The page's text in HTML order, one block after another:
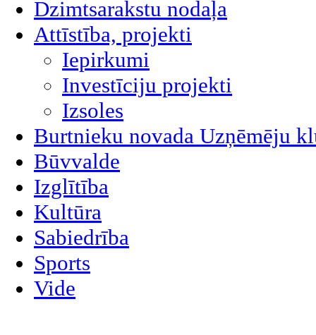
Dzimtsarakstu nodaļa
Attīstība, projekti
Iepirkumi
Investīciju projekti
Izsoles
Burtnieku novada Uzņēmēju
Būvvalde
Izglītība
Kultūra
Sabiedrība
Sports
Vide